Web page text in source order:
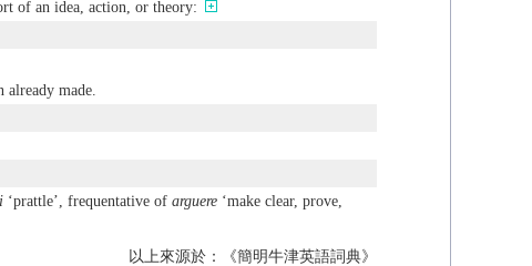
of an idea, action, or theory:
already made.
‘prattle’, frequentative of arguere‘make clear, prove,
以上來源於：《簡明牛津英語詞典》